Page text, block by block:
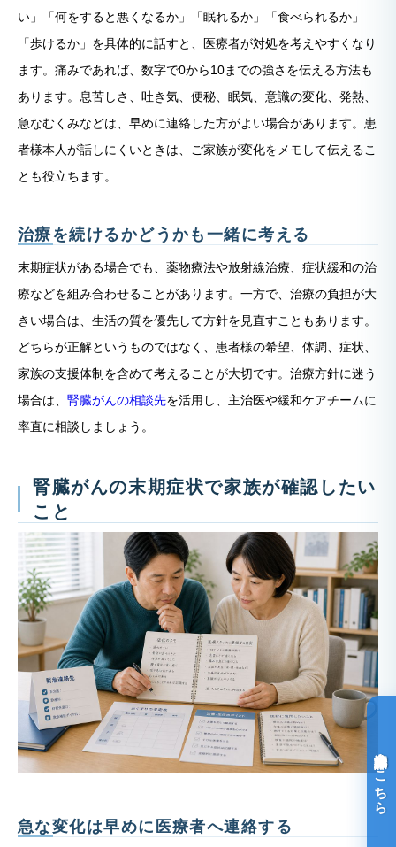
い」「何をすると悪くなるか」「眠れるか」「食べられるか」
「歩けるか」を具体的に話すと、医療者が対処を考えやすくなり
ます。痛みであれば、数字で0から10までの強さを伝える方法も
あります。息苦しさ、吐き気、便秘、眠気、意識の変化、発熱、
急なむくみなどは、早めに連絡した方がよい場合があります。患
者様本人が話しにくいときは、ご家族が変化をメモして伝えるこ
とも役立ちます。
治療を続けるかどうかも一緒に考える
末期症状がある場合でも、薬物療法や放射線治療、症状緩和の治
療などを組み合わせることがあります。一方で、治療の負担が大
きい場合は、生活の質を優先して方針を見直すこともあります。
どちらが正解というものではなく、患者様の希望、体調、症状、
家族の支援体制を含めて考えることが大切です。治療方針に迷う
場合は、 腎臓がんの相談先を活用し、主治医や緩和ケアチームに
率直に相談しましょう。
腎臓がんの末期症状で家族が確認したい
こと
急な変化は早めに医療者へ連絡する
光免疫療法詳細はこちら